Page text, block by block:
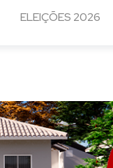
ELEIÇÕES 2026